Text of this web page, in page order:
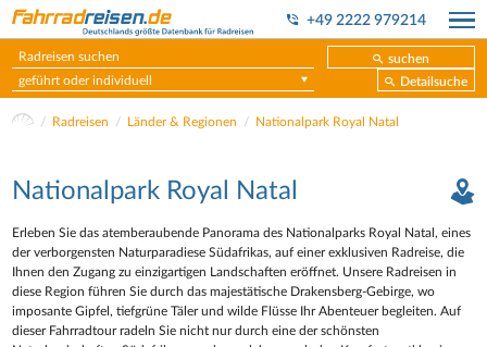
+49 2222 979214
suchen
geführt oder individuell
Detailsuche
Radreisen Länder & Regionen Nationalpark Royal Natal
Nationalpark Royal Natal
Erleben Sie das atemberaubende Panorama des Nationalparks Royal Natal, eines
der verborgensten Naturparadiese Südafrikas, auf einer exklusiven Radreise, die
Ihnen den Zugang zu einzigartigen Landschaften eröffnet. Unsere Radreisen in
diese Region führen Sie durch das majestätische Drakensberg-Gebirge, wo
imposante Gipfel, tiefgrüne Täler und wilde Flüsse Ihr Abenteuer begleiten. Auf
dieser Fahrradtour radeln Sie nicht nur durch eine der schönsten